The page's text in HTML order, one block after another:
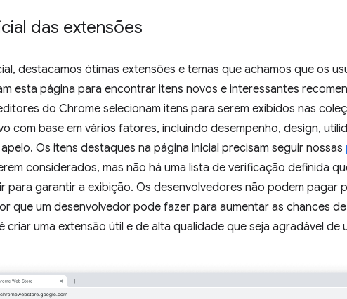
das extensões
destacamos ótimas extensões e temas que achamos que os
esta página para encontrar itens novos e interessantes
do Chrome selecionam itens para serem exibidos nas
com base em vários fatores, incluindo desempenho, design,
Os itens destaques na página inicial precisam seguir nossas
considerados, mas não há uma lista de verificação definida
para garantir a exibição. Os desenvolvedores não podem pagar
que um desenvolvedor pode fazer para aumentar as chances
criar uma extensão útil e de alta qualidade que seja agradável de